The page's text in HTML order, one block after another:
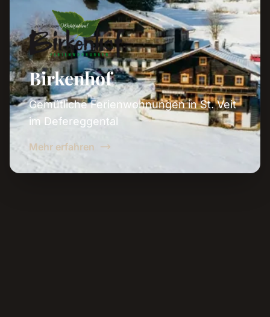
Birkenhof
Gemütliche Ferienwohnungen in St. Veit
im Defereggental
Mehr erfahren